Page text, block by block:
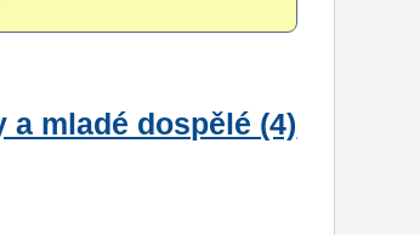
mladé dospělé (4)